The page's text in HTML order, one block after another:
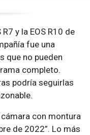
y la EOS R10 de
fue una
que no pueden
completo.
podría seguirlas
cámara con montura
de 2022”. Lo más